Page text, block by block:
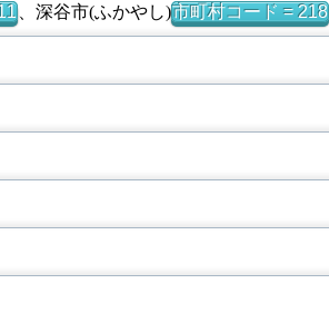
、深谷市(ふかやし)市町村コード = 218